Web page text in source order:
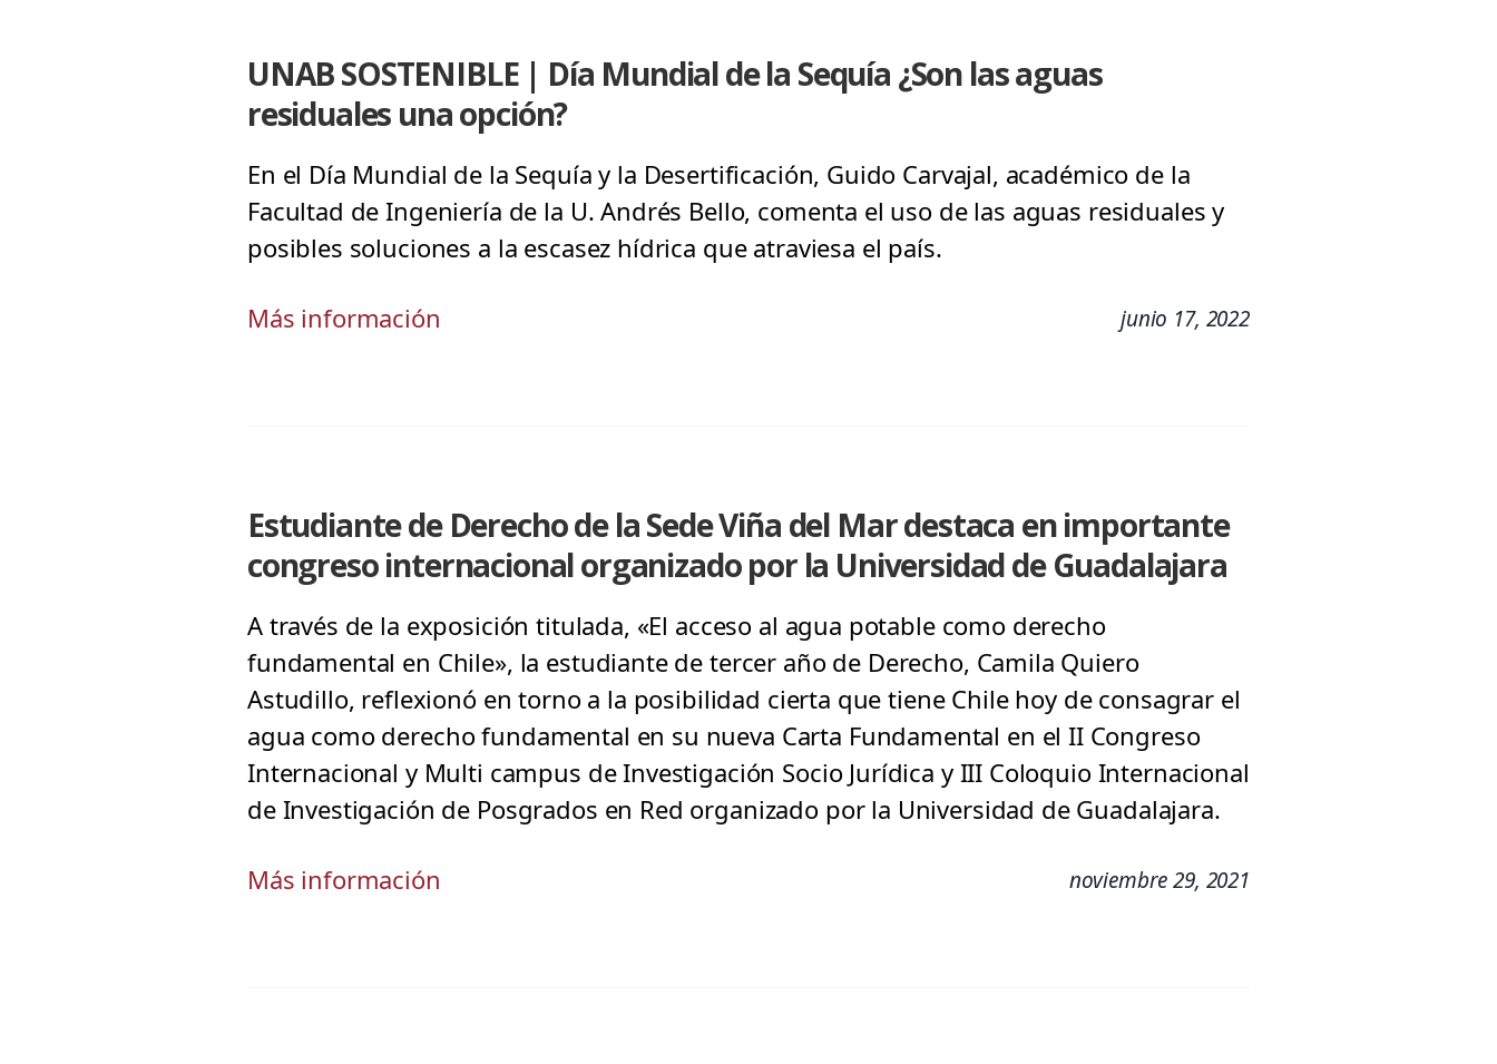
UNAB SOSTENIBLE | Día Mundial de la Sequía ¿Son las aguas
residuales una opción?
En el Día Mundial de la Sequía y la Desertificación, Guido Carvajal, académico de la
Facultad de Ingeniería de la U. Andrés Bello, comenta el uso de las aguas residuales y
posibles soluciones a la escasez hídrica que atraviesa el país.
Más información junio 17, 2022
Estudiante de Derecho de la Sede Viña del Mar destaca en importante
congreso internacional organizado por la Universidad de Guadalajara
A través de la exposición titulada, «El acceso al agua potable como derecho
fundamental en Chile», la estudiante de tercer año de Derecho, Camila Quiero
Astudillo, reflexionó en torno a la posibilidad cierta que tiene Chile hoy de consagrar el
agua como derecho fundamental en su nueva Carta Fundamental en el II Congreso
Internacional y Multi campus de Investigación Socio Jurídica y III Coloquio Internacional
de Investigación de Posgrados en Red organizado por la Universidad de Guadalajara.
Más información noviembre 29, 2021